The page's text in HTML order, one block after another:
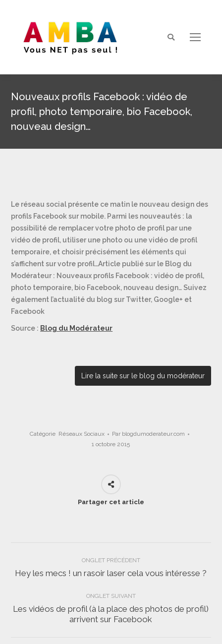
Search:
Nouveaux profils Facebook : vidéo de
profil, photo temporaire, bio Facebook,
nouveau design…
Le réseau social présente ce matin le nouveau design des
profils Facebook sur mobile. Parmi les nouveautés : la
possibilité de remplacer votre photo de profil par une
vidéo de profil, utiliser une photo ou une vidéo de profil
temporaire, et choisir précisément les éléments qui
s’affichent sur votre profil…Article publié sur le Blog du
Modérateur : Nouveaux profils Facebook : vidéo de profil,
photo temporaire, bio Facebook, nouveau design… Suivez
également l’actualité du blog sur Twitter, Google+ et
Facebook
Source : Blog du Modérateur
Lire la suite sur le blog du modérateur
Catégorie Réseaux Sociaux Par blogdumoderateur.com
1 octobre 2015
Partager cet article
Navigation
de
commentaire
ONGLET PRÉCÉDENT
Onglet
Hey les mecs ! un rasoir laser cela vous intéresse ?
ONGLET SUIVANT
Onglet
Les vidéos de profil (à la place des photos de profil)
arrivent sur Facebook